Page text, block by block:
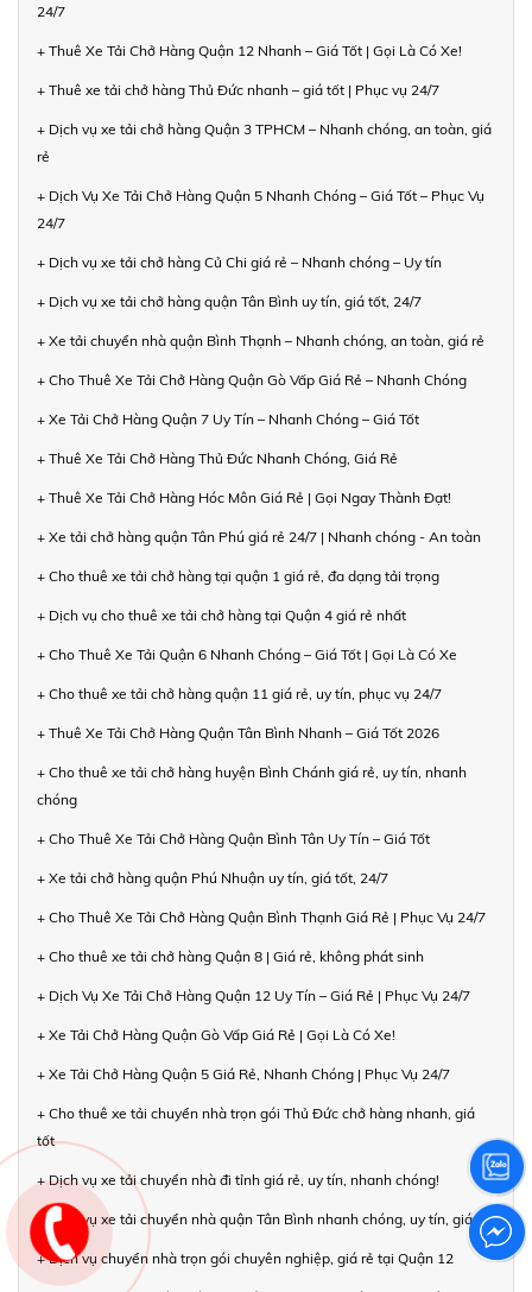
24/7
+ Thuê Xe Tải Chở Hàng Quận 12 Nhanh – Giá Tốt | Gọi Là Có Xe!
+ Thuê xe tải chở hàng Thủ Đức nhanh – giá tốt | Phục vụ 24/7
+ Dịch vụ xe tải chở hàng Quận 3 TPHCM – Nhanh chóng, an toàn, giá
rẻ
+ Dịch Vụ Xe Tải Chở Hàng Quận 5 Nhanh Chóng – Giá Tốt – Phục Vụ
24/7
+ Dịch vụ xe tải chở hàng Củ Chi giá rẻ – Nhanh chóng – Uy tín
+ Dịch vụ xe tải chở hàng quận Tân Bình uy tín, giá tốt, 24/7
+ Xe tải chuyển nhà quận Bình Thạnh – Nhanh chóng, an toàn, giá rẻ
+ Cho Thuê Xe Tải Chở Hàng Quận Gò Vấp Giá Rẻ – Nhanh Chóng
+ Xe Tải Chở Hàng Quận 7 Uy Tín – Nhanh Chóng – Giá Tốt
+ Thuê Xe Tải Chở Hàng Thủ Đức Nhanh Chóng, Giá Rẻ
+ Thuê Xe Tải Chở Hàng Hóc Môn Giá Rẻ | Gọi Ngay Thành Đạt!
+ Xe tải chở hàng quận Tân Phú giá rẻ 24/7 | Nhanh chóng - An toàn
+ Cho thuê xe tải chở hàng tại quận 1 giá rẻ, đa dạng tải trọng
+ Dịch vụ cho thuê xe tải chở hàng tại Quận 4 giá rẻ nhất
+ Cho Thuê Xe Tải Quận 6 Nhanh Chóng – Giá Tốt | Gọi Là Có Xe
+ Cho thuê xe tải chở hàng quận 11 giá rẻ, uy tín, phục vụ 24/7
+ Thuê Xe Tải Chở Hàng Quận Tân Bình Nhanh – Giá Tốt 2026
+ Cho thuê xe tải chở hàng huyện Bình Chánh giá rẻ, uy tín, nhanh
chóng
+ Cho Thuê Xe Tải Chở Hàng Quận Bình Tân Uy Tín – Giá Tốt
+ Xe tải chở hàng quận Phú Nhuận uy tín, giá tốt, 24/7
+ Cho Thuê Xe Tải Chở Hàng Quận Bình Thạnh Giá Rẻ | Phục Vụ 24/7
+ Cho thuê xe tải chở hàng Quận 8 | Giá rẻ, không phát sinh
+ Dịch Vụ Xe Tải Chở Hàng Quận 12 Uy Tín – Giá Rẻ | Phục Vụ 24/7
+ Xe Tải Chở Hàng Quận Gò Vấp Giá Rẻ | Gọi Là Có Xe!
+ Xe Tải Chở Hàng Quận 5 Giá Rẻ, Nhanh Chóng | Phục Vụ 24/7
+ Cho thuê xe tải chuyển nhà trọn gói Thủ Đức chở hàng nhanh, giá
tốt
+ Dịch vụ xe tải chuyển nhà đi tỉnh giá rẻ, uy tín, nhanh chóng!
+ Dịch vụ xe tải chuyển nhà quận Tân Bình nhanh chóng, uy tín, giá rẻ
+ Dịch vụ chuyển nhà trọn gói chuyên nghiệp, giá rẻ tại Quận 12